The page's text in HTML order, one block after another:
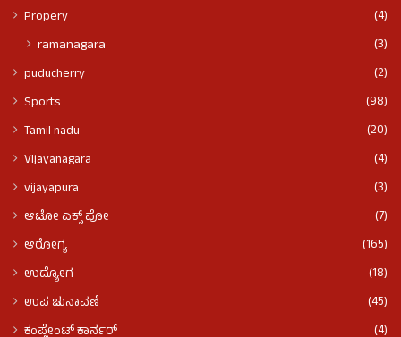
Propery
(4)
ramanagara (3)
puducherry
(2)
Sports
(98)
Tamil nadu
(20)
VIjayanagara
(4)
vijayapura
(3)
ಆಟೋ ಎಕ್ಸ್ ಪೋ
(7)
ಆರೋಗ್ಯ
(165)
ಉದ್ಯೋಗ
(18)
ಉಪ ಚುನಾವಣೆ
(45)
ಕಂಪ್ಲೇಂಟ್ ಕಾರ್ನರ್
(4)